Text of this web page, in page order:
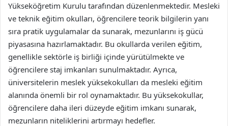
Yükseköğretim Kurulu tarafından düzenlenmektedir. Mesleki
ve teknik eğitim okulları, öğrencilere teorik bilgilerin yanı
sıra pratik uygulamalar da sunarak, mezunlarını iş gücü
piyasasına hazırlamaktadır. Bu okullarda verilen eğitim,
genellikle sektörle iş birliği içinde yürütülmekte ve
öğrencilere staj imkanları sunulmaktadır. Ayrıca,
üniversitelerin meslek yüksekokulları da mesleki eğitim
alanında önemli bir rol oynamaktadır. Bu yüksekokullar,
öğrencilere daha ileri düzeyde eğitim imkanı sunarak,
mezunların niteliklerini artırmayı hedefler.